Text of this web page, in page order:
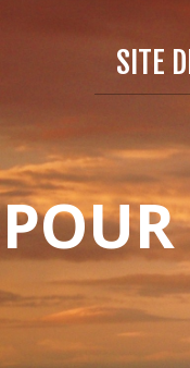
SITE